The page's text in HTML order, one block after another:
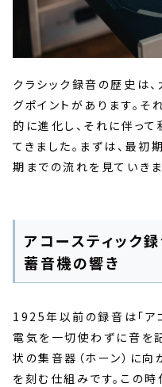
クラシック録音の歴史は
グポイントがあります。
的に進化し、それに伴っ
てきました。まずは、最
期までの流れを見ていきま
アコースティック
蓄音機の響き
1925年以前の録音は「ア
電気を一切使わずに音を
状の集音器（ホーン）に
を刻む仕組みです。この